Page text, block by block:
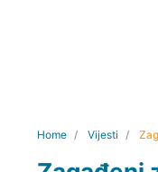
Home Vijesti